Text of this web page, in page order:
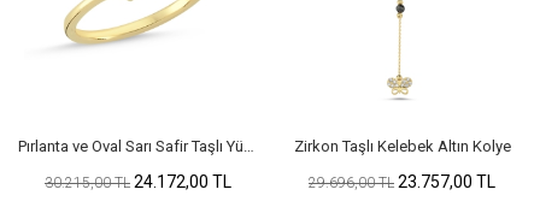
Pırlanta ve Oval Sarı Safir Taşlı Yüzük
30.215,00 TL 24.172,00 TL
Zirkon Taşlı Kelebek Altın Kolye
29.696,00 TL 23.757,00 TL